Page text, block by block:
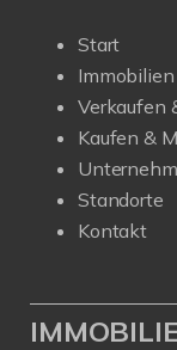
Start
Immobilien
Verkaufen
Kaufen &
Standorte
Kontakt